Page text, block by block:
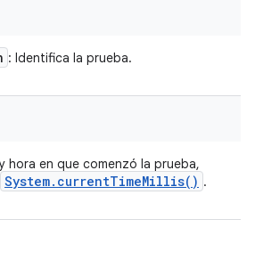
: Identifica la prueba.
hora en que comenzó la prueba,
System. currentTimeMillis( ) .